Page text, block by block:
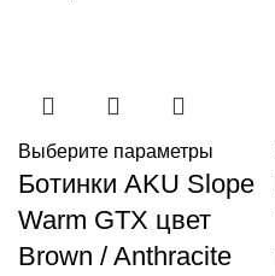
Выберите параметры
Ботинки AKU Slope
Warm GTX цвет
Brown / Anthracite